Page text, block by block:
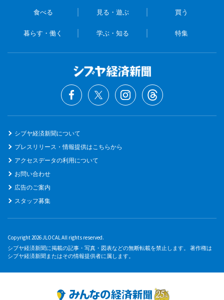
食べる 見る・遊ぶ 買う
暮らす・働く 学ぶ・知る 特集
シブヤ経済新聞について
プレスリリース・情報提供はこちらから
アクセスデータの利用について
お問い合わせ
広告のご案内
スタッフ募集
Copyright 2026 JLOCAL All rights reserved.
シブヤ経済新聞に掲載の記事・写真・図表などの無断転載を禁止します。 著作権は
シブヤ経済新聞またはその情報提供者に属します。